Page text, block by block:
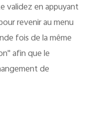
validez en appuyant
revenir au menu
fois de la même
afin que le
de